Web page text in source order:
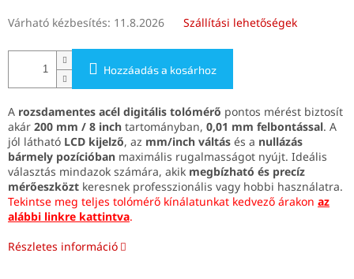
Várható kézbesítés: 11.8.2026 Szállítási lehetőségek
Hozzáadás a kosárhoz
A rozsdamentes acél digitális tolómérő pontos mérést biztosít
akár 200 mm / 8 inch tartományban, 0,01 mm felbontással. A
jól látható LCD kijelző, az mm/inch váltás és a nullázás
bármely pozícióban maximális rugalmasságot nyújt. Ideális
választás mindazok számára, akik megbízható és precíz
mérőeszközt keresnek professzionális vagy hobbi használatra.
Tekintse meg teljes tolómérő kínálatunkat kedvező árakon az
alábbi linkre kattintva.
Részletes információ